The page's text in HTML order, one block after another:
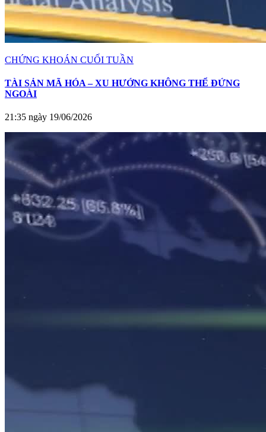
CHỨNG KHOÁN CUỐI TUẦN
TÀI SẢN MÃ HÓA – XU HƯỚNG KHÔNG THỂ ĐỨNG
NGOÀI
21:35 ngày 19/06/2026